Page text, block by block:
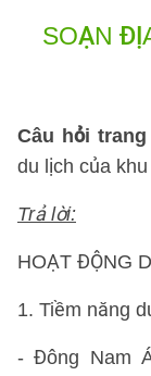
SOẠN
Câu hỏi
du lịch của
Trả lời:
HOẠT ĐỘNG
1. Tiềm năng
- Đông Nam